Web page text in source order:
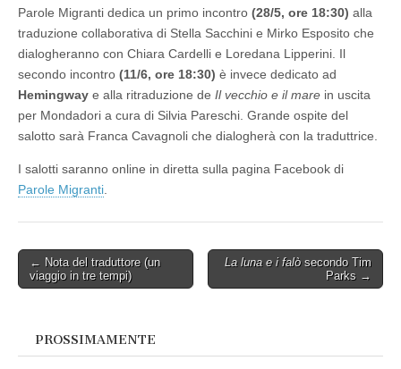
Parole Migranti dedica un primo incontro (28/5, ore 18:30) alla
traduzione collaborativa di Stella Sacchini e Mirko Esposito che
dialogheranno con Chiara Cardelli e Loredana Lipperini. Il
secondo incontro (11/6, ore 18:30) è invece dedicato ad
Hemingway e alla ritraduzione de Il vecchio e il mare in uscita
per Mondadori a cura di Silvia Pareschi. Grande ospite del
salotto sarà Franca Cavagnoli che dialogherà con la traduttrice.
I salotti saranno online in diretta sulla pagina Facebook di
Parole Migranti
Post
navigation
← Nota del traduttore (un
viaggio in tre tempi)
La luna e i falòsecondo Tim
Parks →
PROSSIMAMENTE